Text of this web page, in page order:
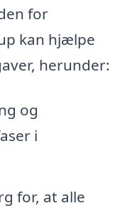
for
kan hjælpe
herunder:
og
i
for, at alle